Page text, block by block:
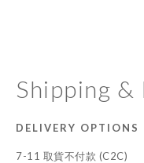
Shipping &
DELIVERY OPTIONS
7-11 取貨不付款 (C2C)